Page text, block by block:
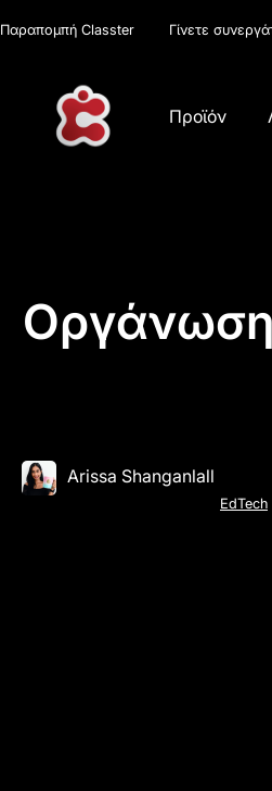
Παραπομπή Classter Γίνετε
Προϊόν
Οργάνωση
Arissa Shanganlall
EdTech